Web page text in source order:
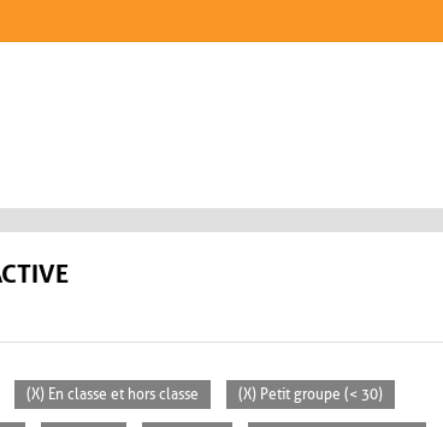
(X) En classe et hors classe (X) Petit groupe (< 30)